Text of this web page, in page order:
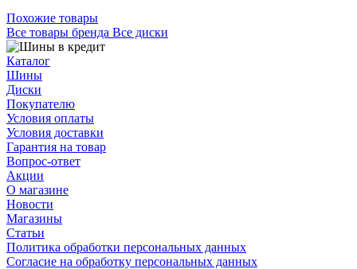
Похожие товары
Все товары бренда Все диски
Каталог
Шины
Диски
Покупателю
Условия оплаты
Условия доставки
Гарантия на товар
Вопрос-ответ
Акции
О магазине
Новости
Магазины
Статьи
Политика обработки персональных данных
Согласие на обработку персональных данных